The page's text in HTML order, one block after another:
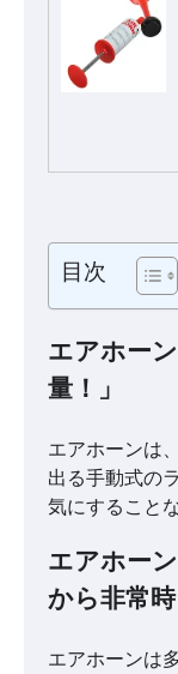
目次
エアホー
量！」
エアホーンは
出る手動式の
気にすること
エアホー
から非常
エアホーンは